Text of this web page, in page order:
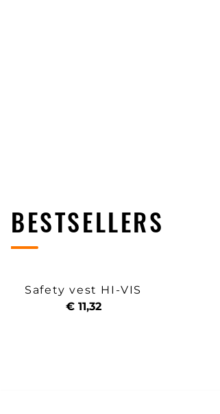
BESTSELLERS
Safety vest HI-VIS
€ 11,32